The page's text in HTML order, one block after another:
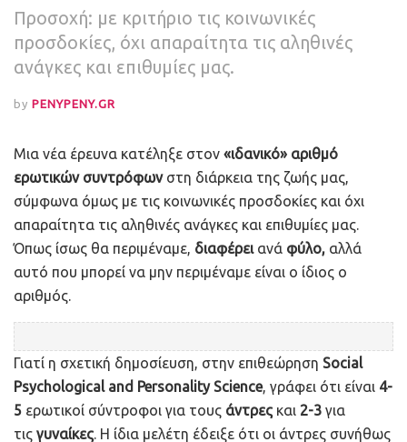
Προσοχή: με κριτήριο τις κοινωνικές
προσδοκίες, όχι απαραίτητα τις αληθινές
ανάγκες και επιθυμίες μας.
by PENYPENY.GR
Μια νέα έρευνα κατέληξε στον «ιδανικό» αριθμό
ερωτικών συντρόφωνστη διάρκεια της ζωής μας,
σύμφωνα όμως με τις κοινωνικές προσδοκίες και όχι
απαραίτητα τις αληθινές ανάγκες και επιθυμίες μας.
Όπως ίσως θα περιμέναμε, διαφέρειανά φύλο, αλλά
αυτό που μπορεί να μην περιμέναμε είναι ο ίδιος ο
αριθμός.
Γιατί η σχετική δημοσίευση, στην επιθεώρηση Social
Psychological and Personality Science, γράφει ότι είναι 4-
5 ερωτικοί σύντροφοι για τους άντρες και 2-3 για
τις γυναίκες. Η ίδια μελέτη έδειξε ότι οι άντρες συνήθως